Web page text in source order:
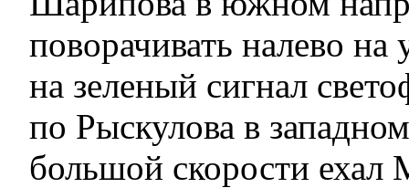
поворачивать налево на
на зеленый сигнал
по Рыскулова в
большой скорости ехал